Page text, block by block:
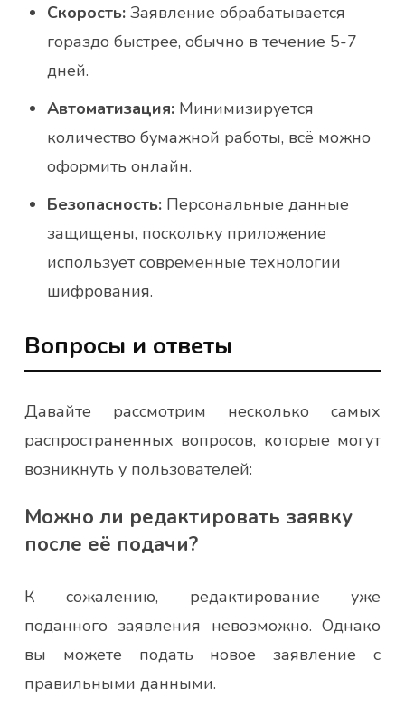
Скорость: Заявление обрабатывается
гораздо быстрее, обычно в течение 5-7
дней.
Автоматизация: Минимизируется
количество бумажной работы, всё можно
оформить онлайн.
Безопасность: Персональные данные
защищены, поскольку приложение
использует современные технологии
шифрования.
Вопросы и ответы
Давайте рассмотрим несколько самых
распространенных вопросов, которые могут
возникнуть у пользователей:
Можно ли редактировать заявку
после её подачи?
К сожалению, редактирование уже
поданного заявления невозможно. Однако
вы можете подать новое заявление с
правильными данными.